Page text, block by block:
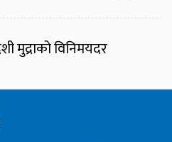
मुद्राको विनिमयदर